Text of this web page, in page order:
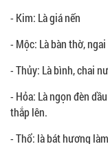
- Kim: Là giá nến
- Mộc: Là bàn thờ,
- Thủy: Là bình, chai
- Hỏa: Là ngọn đèn
thắp lên.
- Thổ: là bát hương